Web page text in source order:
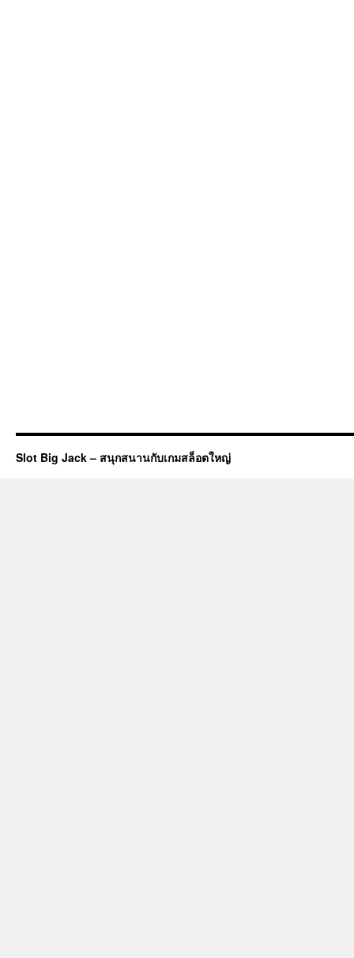
Slot Big Jack – สนุกสนานกับเกมสล็อตใหญ่